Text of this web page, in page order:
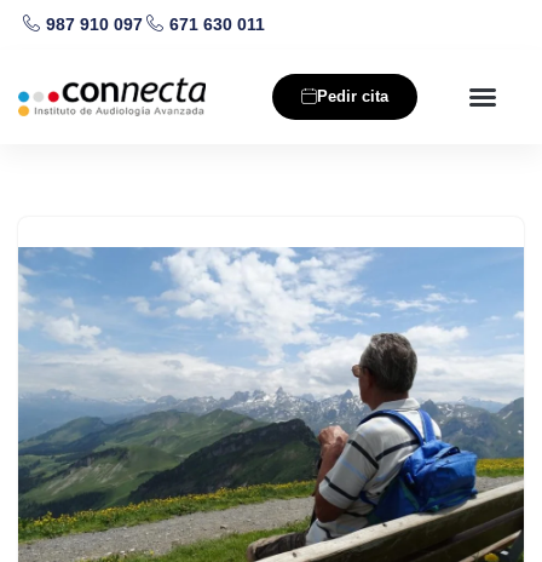
al
contenido
987 910 097 671 630 011
Pedir cita